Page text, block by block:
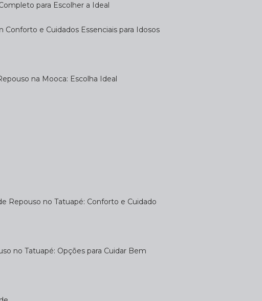
para Escolher a Ideal
Conforto e Cuidados Essenciais para Idosos
Repouso na Mooca: Escolha Ideal
de Repouso no Tatuapé: Conforto e Cuidado
no Tatuapé: Opções para Cuidar Bem